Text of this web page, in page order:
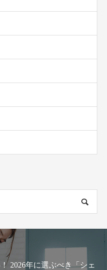
2026年に選ぶべき「シェ